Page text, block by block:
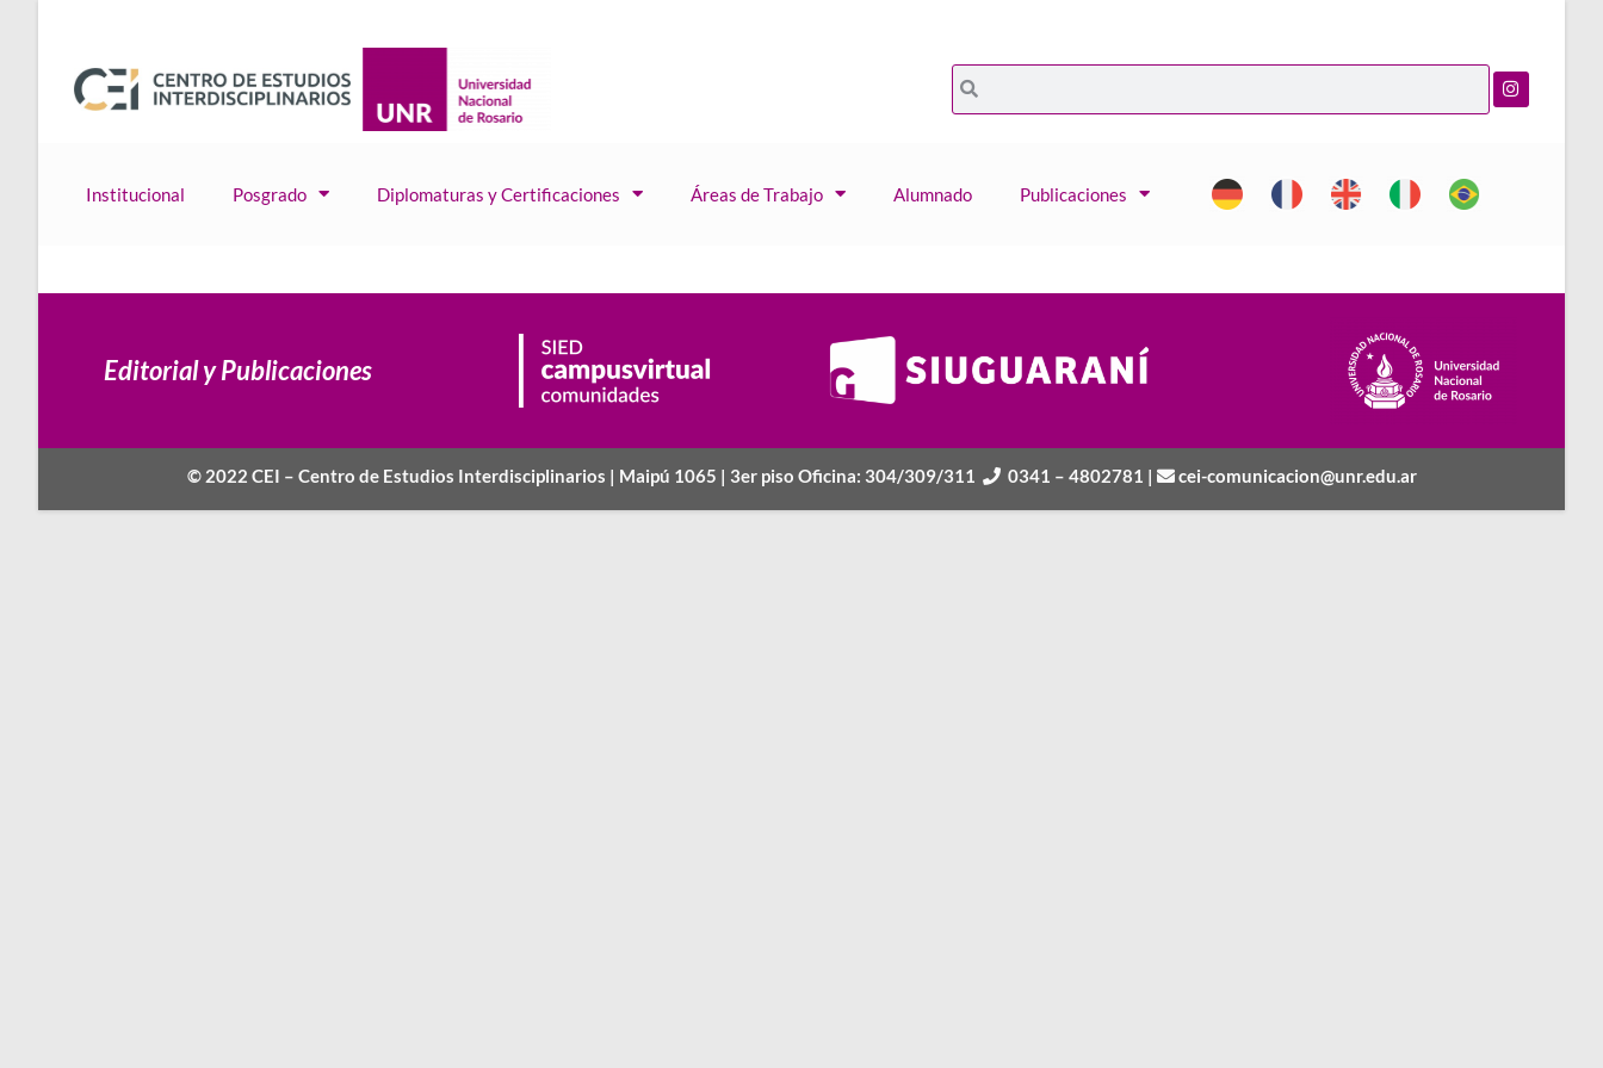
Institucional Posgrado Diplomaturas y Certificaciones Áreas de Trabajo Alumnado Publicaciones
Editorial y Publicaciones
© 2022 CEI – Centro de Estudios Interdisciplinarios | Maipú 1065 | 3er piso Oficina: 304/309/311 0341 – 4802781 | cei-comunicacion@unr.edu.ar